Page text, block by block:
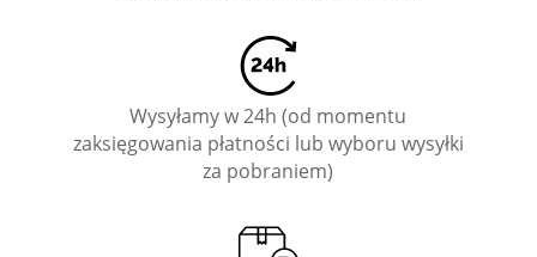
Wysyłamy w 24h (od momentu
zaksięgowania płatności lub wyboru wysyłki
za pobraniem)